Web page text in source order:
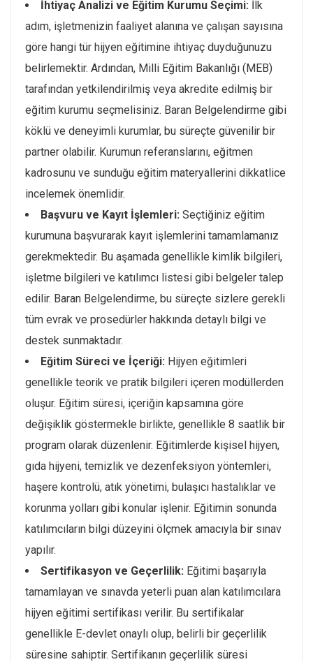
İhtiyaç Analizi ve Eğitim Kurumu Seçimi: İlk
adım, işletmenizin faaliyet alanına ve çalışan sayısına
göre hangi tür hijyen eğitimine ihtiyaç duyduğunuzu
belirlemektir. Ardından, Milli Eğitim Bakanlığı (MEB)
tarafından yetkilendirilmiş veya akredite edilmiş bir
eğitim kurumu seçmelisiniz. Baran Belgelendirme gibi
köklü ve deneyimli kurumlar, bu süreçte güvenilir bir
partner olabilir. Kurumun referanslarını, eğitmen
kadrosunu ve sunduğu eğitim materyallerini dikkatlice
incelemek önemlidir.
Başvuru ve Kayıt İşlemleri: Seçtiğiniz eğitim
kurumuna başvurarak kayıt işlemlerini tamamlamanız
gerekmektedir. Bu aşamada genellikle kimlik bilgileri,
işletme bilgileri ve katılımcı listesi gibi belgeler talep
edilir. Baran Belgelendirme, bu süreçte sizlere gerekli
tüm evrak ve prosedürler hakkında detaylı bilgi ve
destek sunmaktadır.
Eğitim Süreci ve İçeriği: Hijyen eğitimleri
genellikle teorik ve pratik bilgileri içeren modüllerden
oluşur. Eğitim süresi, içeriğin kapsamına göre
değişiklik göstermekle birlikte, genellikle 8 saatlik bir
program olarak düzenlenir. Eğitimlerde kişisel hijyen,
gıda hijyeni, temizlik ve dezenfeksiyon yöntemleri,
haşere kontrolü, atık yönetimi, bulaşıcı hastalıklar ve
korunma yolları gibi konular işlenir. Eğitimin sonunda
katılımcıların bilgi düzeyini ölçmek amacıyla bir sınav
yapılır.
Sertifikasyon ve Geçerlilik: Eğitimi başarıyla
tamamlayan ve sınavda yeterli puan alan katılımcılara
hijyen eğitimi sertifikası verilir. Bu sertifikalar
genellikle E-devlet onaylı olup, belirli bir geçerlilik
süresine sahiptir. Sertifikanın geçerlilik süresi